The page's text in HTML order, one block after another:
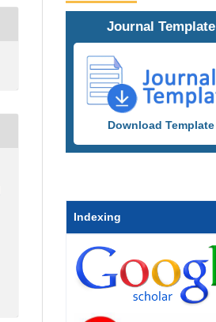
Journal Template
Download Template
Indexing